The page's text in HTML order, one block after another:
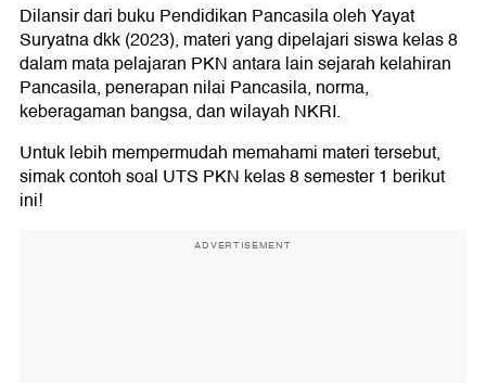
Dilansir dari buku Pendidikan Pancasila oleh Yayat
Suryatna dkk (2023), materi yang dipelajari siswa kelas 8
dalam mata pelajaran PKN antara lain sejarah kelahiran
Pancasila, penerapan nilai Pancasila, norma,
keberagaman bangsa, dan wilayah NKRI.
Untuk lebih mempermudah memahami materi tersebut,
simak contoh soal UTS PKN kelas 8 semester 1 berikut
ini!
ADVERTISEMENT